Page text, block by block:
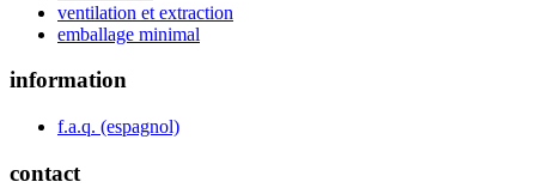
ventilation et extraction
emballage minimal
information
f.a.q. (espagnol)
contact